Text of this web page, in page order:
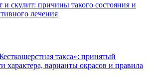
скулит: причины такого состояния и
лечения
такса»: принятый
характера, варианты окрасов и правила